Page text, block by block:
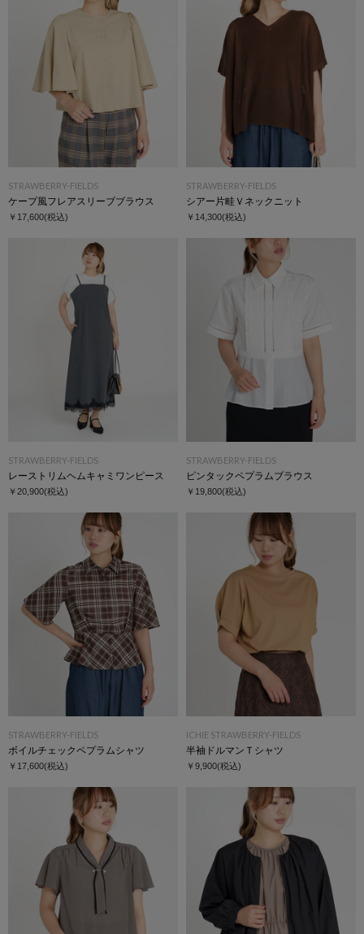
STRAWBERRY-FIELDS
ケープ風フレアスリーブブラウス
￥17,600(税込)
STRAWBERRY-FIELDS
シアー片畦Ｖネックニット
￥14,300(税込)
STRAWBERRY-FIELDS
レーストリムヘムキャミワンピース
￥20,900(税込)
STRAWBERRY-FIELDS
ピンタックペプラムブラウス
￥19,800(税込)
STRAWBERRY-FIELDS
ボイルチェックペプラムシャツ
￥17,600(税込)
ICHIE STRAWBERRY-FIELDS
半袖ドルマンＴシャツ
￥9,900(税込)